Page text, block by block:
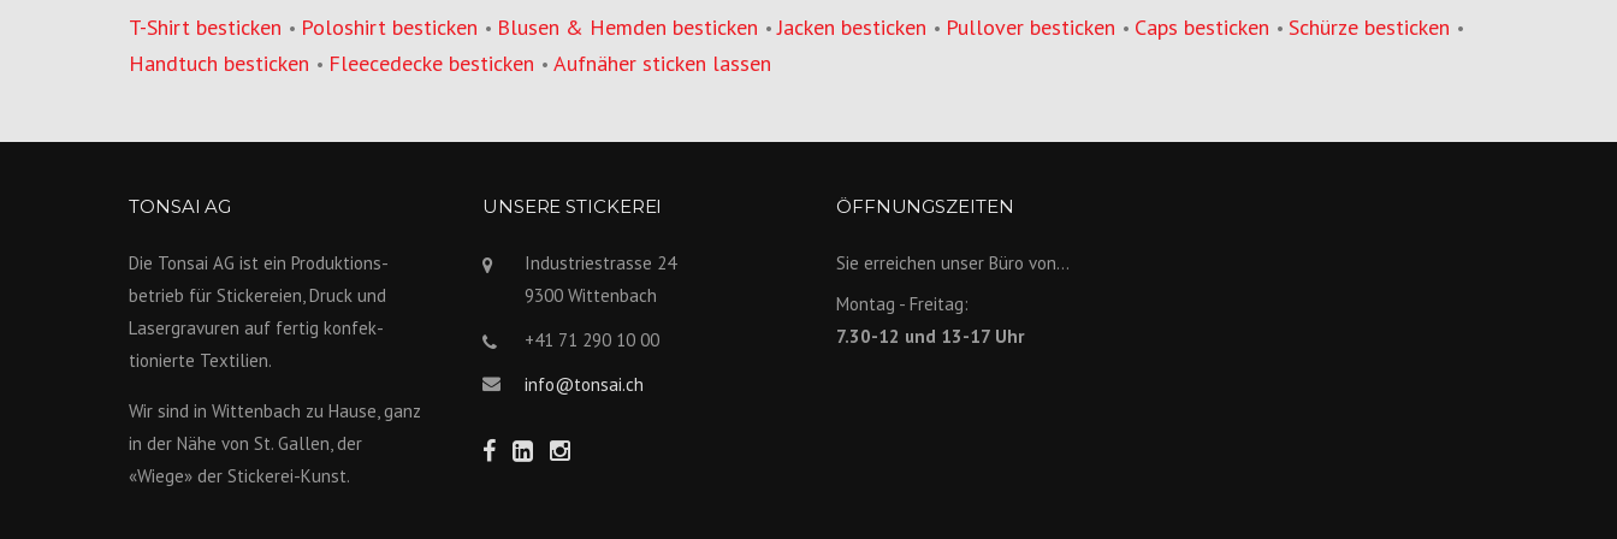
T-Shirt besticken • Poloshirt besticken • Blusen & Hemden besticken •Jacken besticken • Pullover besticken • Caps besticken • Schürze besticken •
Handtuch besticken • Fleecedecke besticken • Aufnäher sticken lassen
TONSAI AG
Die Tonsai AG ist ein Produktions­
betrieb für Stickereien, Druck und
Lasergravuren auf fertig konfek­
tionierte Textilien.
Wir sind in Wittenbach zu Hause, ganz
in der Nähe von St. Gallen, der
«Wiege» der Stickerei-Kunst.
UNSERE STICKEREI
Industriestrasse 24
9300 Wittenbach
+41 71 290 10 00
info@tonsai.ch
ÖFFNUNGSZEITEN
Sie erreichen unser Büro von...
Montag - Freitag:
7.30-12 und 13-17 Uhr